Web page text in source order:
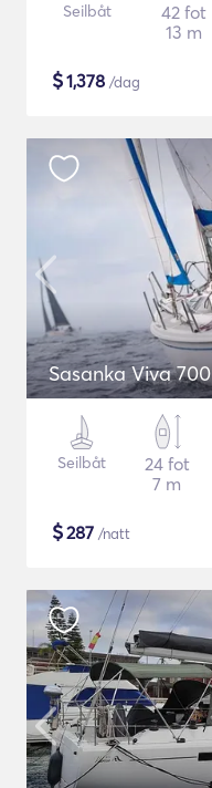
Seilbåt
42 fot
13 m
$1,378 /dag
Sasanka Viva 700
Seilbåt
24 fot
7 m
$287 /natt